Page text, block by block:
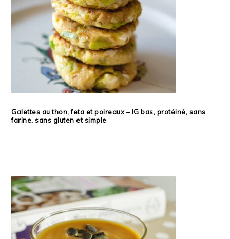
Galettes au thon, feta et poireaux – IG bas, protéiné, sans
farine, sans gluten et simple